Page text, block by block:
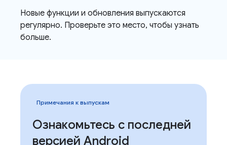
Новые функции и обновления выпускаются
регулярно. Проверьте это место, чтобы узнать
больше.
Примечания к выпускам
Ознакомьтесь с последней
версией Android